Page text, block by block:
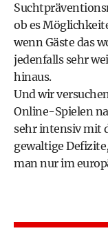
ob es
wenn Gäste das
jedenfalls sehr
hinaus.
Und wir
Online-Spielen
sehr intensiv mit
gewaltige
man nur im